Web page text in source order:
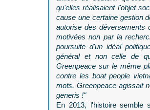
qu'elles réalisaient l'objet
cause une certaine gestion
autorise des déversements
motivées non par la
poursuite d'un idéal
général et non celle de
Greenpeace sur le même
contre les boat people
mots. Greenpeace agissait
generis !"
En 2013, l'histoire semble